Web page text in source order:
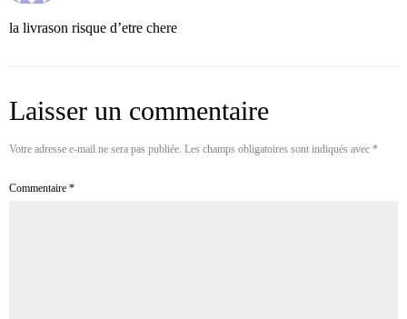
la livrason risque d’etre chere
Laisser un commentaire
Votre adresse e-mail ne sera pas publiée. Les champs obligatoires sont indiqués avec *
Commentaire *